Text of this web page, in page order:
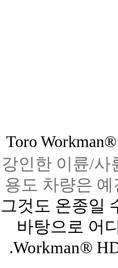
Toro
강인한 이륜/사
용도 차량은
그것도 온종일
바탕으로 어
.Workman®